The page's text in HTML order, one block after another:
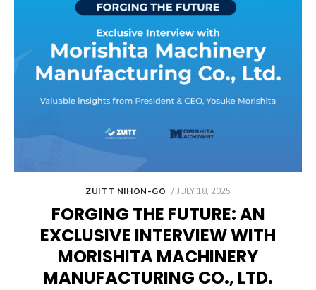
ZUITT NIHON-GO
POSTED
JULY 18, 2025
FORGING THE FUTURE: AN
EXCLUSIVE INTERVIEW WITH
MORISHITA MACHINERY
MANUFACTURING CO., LTD.